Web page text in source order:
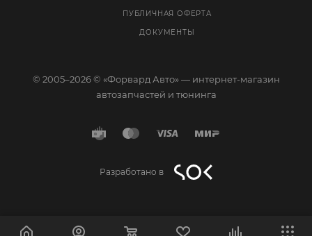
ПУБЛИЧНАЯ ОФЕРТА
ДОКУМЕНТЫ
© 2005–2026 © «Форвард Авто» — интернет-магазин
автозапчастей и тюнинга
Разработано в